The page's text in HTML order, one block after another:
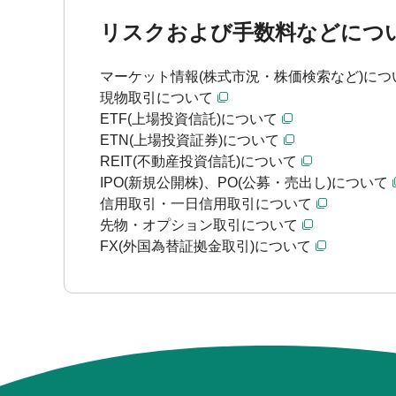
リスクおよび手数料などにつ
マーケット情報(株式市況・株価検索など)につ
現物取引について
ETF(上場投資信託)について
ETN(上場投資証券)について
REIT(不動産投資信託)について
IPO(新規公開株)、PO(公募・売出し)について
信用取引・一日信用取引について
先物・オプション取引について
FX(外国為替証拠金取引)について